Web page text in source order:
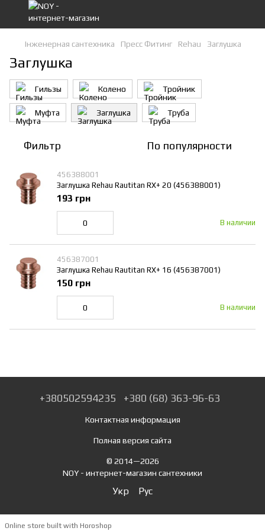
Інженерная сантехника Пресс Фитинг Rehau Заглушка
Заглушка
Гильзы Колено Тройник
Муфта Заглушка Труба
Фильтр По популярности
456388001
Заглушка Rehau Rautitan RX+ 20 (456388001)
В наличии
193 грн
456387001
Заглушка Rehau Rautitan RX+ 16 (456387001)
В наличии
150 грн
+380502594235 +380 (68) 363-96-63
Контактная информация
Полная версия сайта
© 2014—2026
NOY - интернет-магазин сантехники
Укр Рус
Online store built with Horoshop